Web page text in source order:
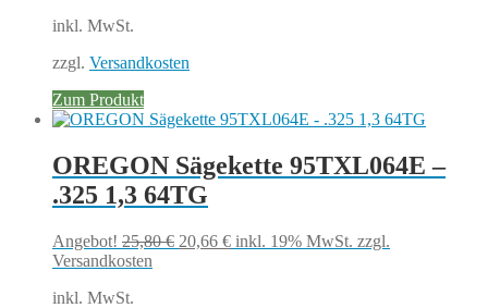
inkl. MwSt.
zzgl. Versandkosten
Zum Produkt
OREGON Sägekette 95TXL064E –
.325 1,3 64TG
Angebot! 25,80€ Ursprünglicher
20,66 €Aktueller
inkl. 19% MwSt. zzgl.
Versandkosten
inkl. MwSt.